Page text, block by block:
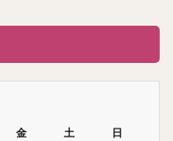
金 土 日